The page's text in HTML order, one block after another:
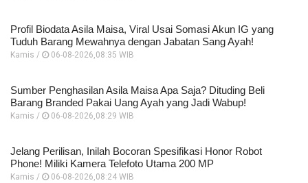
Profil Biodata Asila Maisa, Viral Usai Somasi Akun IG yang
Tuduh Barang Mewahnya dengan Jabatan Sang Ayah!
Kamis / 06-08-2026,08:35 WIB
Sumber Penghasilan Asila Maisa Apa Saja? Dituding Beli
Barang Branded Pakai Uang Ayah yang Jadi Wabup!
Kamis / 06-08-2026,08:29 WIB
Jelang Perilisan, Inilah Bocoran Spesifikasi Honor Robot
Phone! Miliki Kamera Telefoto Utama 200 MP
Kamis / 06-08-2026,08:24 WIB